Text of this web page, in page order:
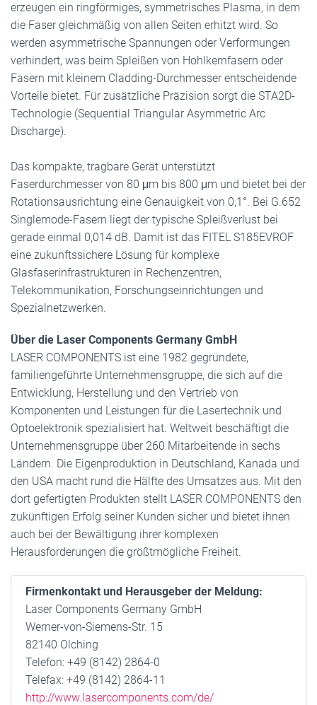
erzeugen ein ringförmiges, symmetrisches Plasma, in dem
die Faser gleichmäßig von allen Seiten erhitzt wird. So
werden asymmetrische Spannungen oder Verformungen
verhindert, was beim Spleißen von Hohlkernfasern oder
Fasern mit kleinem Cladding-Durchmesser entscheidende
Vorteile bietet. Für zusätzliche Präzision sorgt die STA2D-
Technologie (Sequential Triangular Asymmetric Arc
Discharge).
Das kompakte, tragbare Gerät unterstützt
Faserdurchmesser von 80 μm bis 800 μm und bietet bei der
Rotationsausrichtung eine Genauigkeit von 0,1°. Bei G.652
Singlemode-Fasern liegt der typische Spleißverlust bei
gerade einmal 0,014 dB. Damit ist das FITEL S185EVROF
eine zukunftssichere Lösung für komplexe
Glasfaserinfrastrukturen in Rechenzentren,
Telekommunikation, Forschungseinrichtungen und
Spezialnetzwerken.
Über die Laser Components Germany GmbH
LASER COMPONENTS ist eine 1982 gegründete,
familiengeführte Unternehmensgruppe, die sich auf die
Entwicklung, Herstellung und den Vertrieb von
Komponenten und Leistungen für die Lasertechnik und
Optoelektronik spezialisiert hat. Weltweit beschäftigt die
Unternehmensgruppe über 260 Mitarbeitende in sechs
Ländern. Die Eigenproduktion in Deutschland, Kanada und
den USA macht rund die Hälfte des Umsatzes aus. Mit den
dort gefertigten Produkten stellt LASER COMPONENTS den
zukünftigen Erfolg seiner Kunden sicher und bietet ihnen
auch bei der Bewältigung ihrer komplexen
Herausforderungen die größtmögliche Freiheit.
Firmenkontakt und Herausgeber der Meldung:
Laser Components Germany GmbH
Werner-von-Siemens-Str. 15
82140 Olching
Telefon: +49 (8142) 2864-0
Telefax: +49 (8142) 2864-11
http://www.lasercomponents.com/de/